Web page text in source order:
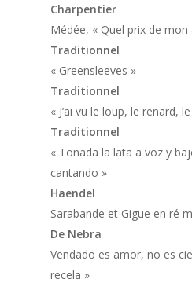
Charpentier
Médée, « Quel prix de
Traditionnel
« Greensleeves »
Traditionnel
« J’ai vu le loup, le renard,
Traditionnel
« Tonada la lata a voz y
cantando »
Haendel
Sarabande et Gigue en ré
De Nebra
Vendado es amor, no es
recela »